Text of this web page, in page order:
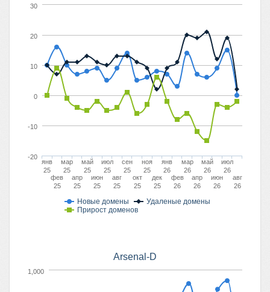
Новые домены
Удаленые домены
Прирост доменов
янв
25
фев
25
мар
25
апр
25
май
25
июн
25
июл
25
авг
25
сен
25
окт
25
ноя
25
дек
25
янв
26
фев
26
мар
26
апр
26
май
26
июн
26
июл
26
авг
26
-20
-10
0
10
20
30
Arsenal-D
1,000